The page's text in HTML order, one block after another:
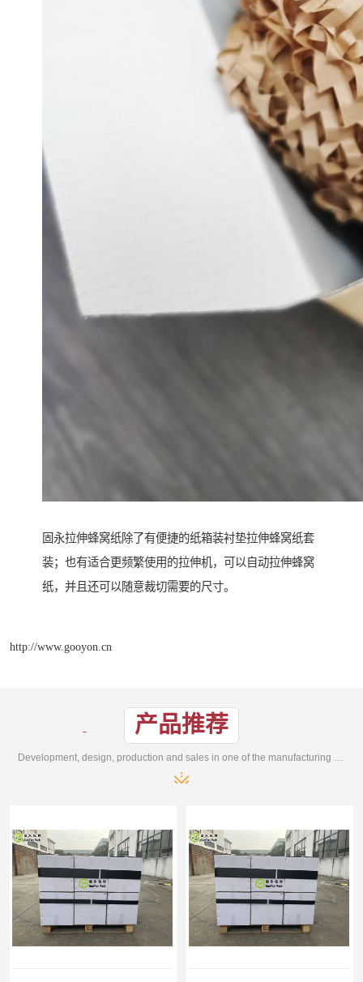
固永拉伸蜂窝纸除了有便捷的纸箱装衬垫拉伸蜂窝纸套
装；也有适合更频繁使用的拉伸机，可以自动拉伸蜂窝
纸，并且还可以随意裁切需要的尺寸。
http://www.gooyon.cn
产品推荐
Development, design, production and sales in one of the manufacturing enterprises